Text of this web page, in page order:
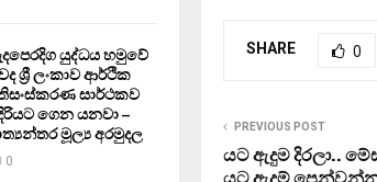
SHARE 0
PREVIOUS POST
යට ඇදුම දිරලා..
යුද්ධය හමුවේ
ශ්‍රී ලංකාව ආර්ථික
සාර්ථකව
ගෙන යනවා –
මූල්‍ය අරමුදල
0